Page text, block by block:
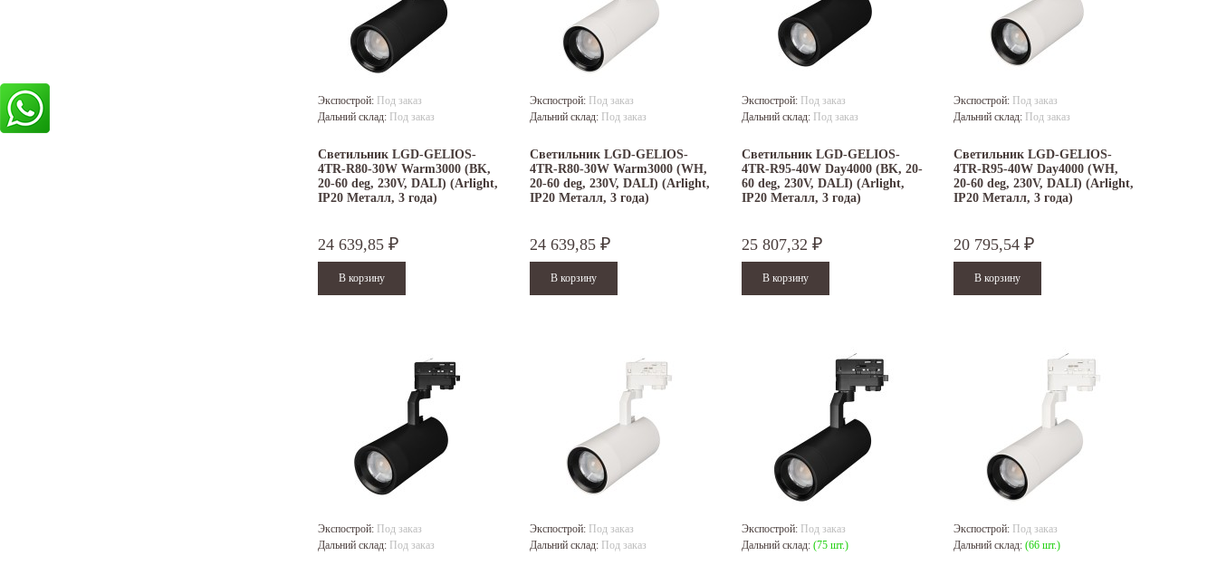
Экспострой: Под заказ
Дальний склад: Под заказ
Светильник LGD-GELIOS-
4TR-R80-30W Warm3000 (BK,
20-60 deg, 230V, DALI) (Arlight,
IP20 Металл, 3 года)
24 639,85 ₽
Экспострой: Под заказ
Дальний склад: Под заказ
Светильник LGD-GELIOS-
4TR-R80-30W Warm3000 (WH,
20-60 deg, 230V, DALI) (Arlight,
IP20 Металл, 3 года)
24 639,85 ₽
Экспострой: Под заказ
Дальний склад: Под заказ
Светильник LGD-GELIOS-
4TR-R95-40W Day4000 (BK, 20-
60 deg, 230V, DALI) (Arlight,
IP20 Металл, 3 года)
25 807,32 ₽
Экспострой: Под заказ
Дальний склад: Под заказ
Светильник LGD-GELIOS-
4TR-R95-40W Day4000 (WH,
20-60 deg, 230V, DALI) (Arlight,
IP20 Металл, 3 года)
20 795,54 ₽
Экспострой: Под заказ
Дальний склад: Под заказ
Экспострой: Под заказ
Дальний склад: Под заказ
Экспострой: Под заказ
Дальний склад: (75 шт.)
Экспострой: Под заказ
Дальний склад: (66 шт.)